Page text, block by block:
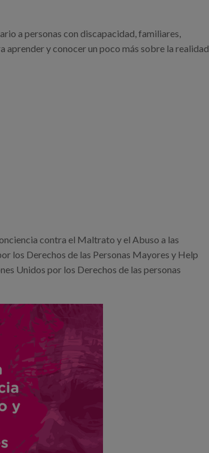
a personas con discapacidad, familiares,
aprender y conocer un poco más sobre la realidad
contra el Maltrato y el Abuso a las
los Derechos de las Personas Mayores y Help
Unidos por los Derechos de las personas